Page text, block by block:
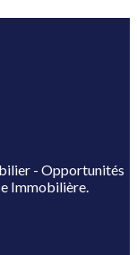
- Opportunités
Immobilière.